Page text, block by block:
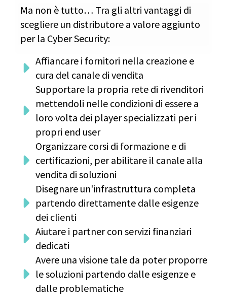
Ma non è tutto… Tra gli altri vantaggi di
scegliere un distributore a valore aggiunto
per la Cyber Security:
Affiancare i fornitori nella creazione e
cura del canale di vendita
Supportare la propria rete di rivenditori
mettendoli nelle condizioni di essere a
loro volta dei player specializzati per i
propri end user
Organizzare corsi di formazione e di
certificazioni, per abilitare il canale alla
vendita di soluzioni
Disegnare un'infrastruttura completa
partendo direttamente dalle esigenze
dei clienti
Aiutare i partner con servizi finanziari
dedicati
Avere una visione tale da poter proporre
le soluzioni partendo dalle esigenze e
dalle problematiche